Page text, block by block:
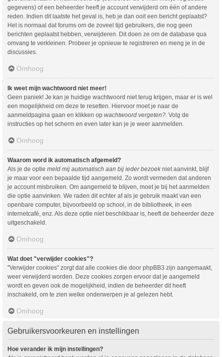
gegevens) of een beheerder heeft je account verwijderd om één of andere
reden. Indien dit laatste het geval is, heb je dan ooit een bericht geplaatst?
Het is normaal dat forums om de zoveel tijd gebruikers, die nog geen
berichten geplaatst hebben, verwijderen. Dit doen ze om de database qua
omvang te verkleinen. Probeer je opnieuw te registreren en meng je in de
discussies.
Omhoog
Ik weet mijn wachtwoord niet meer!
Geen paniek! Je kan je huidige wachtwoord niet terug krijgen, maar er is wel
een mogelijkheid om deze te resetten. Hiervoor moet je naar de
aanmeldpagina gaan en klikken op wachtwoord vergeten?. Volg de
instructies op het scherm en even later kan je je weer aanmelden.
Omhoog
Waarom word ik automatisch afgemeld?
Als je de optie meld mij automatisch aan bij ieder bezoek niet aanvinkt, blijf
je maar voor een bepaalde tijd aangemeld. Zo wordt vermeden dat anderen
je account misbruiken. Om aangemeld te blijven, moet je bij het aanmelden
die optie aanvinken. We raden dit echter af als je gebruik maakt van een
openbare computer, bijvoorbeeld op school, in de bibliotheek, in een
internetcafé, enz. Als deze optie niet beschikbaar is, heeft de beheerder deze
uitgeschakeld.
Omhoog
Wat doet "verwijder cookies"?
"Verwijder cookies" zorgt dat alle cookies die door phpBB3 zijn aangemaakt,
weer verwijderd worden. Deze cookies zorgen ervoor dat je aangemeld
wordt en geven ook de mogelijkheid, indien de beheerder dit heeft
inschakeld, om te zien welke onderwerpen je al gelezen hebt.
Omhoog
Gebruikersvoorkeuren en instellingen
Hoe verander ik mijn instellingen?